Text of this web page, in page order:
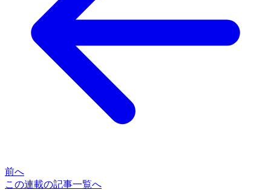
前へ
この連載の記事一覧へ